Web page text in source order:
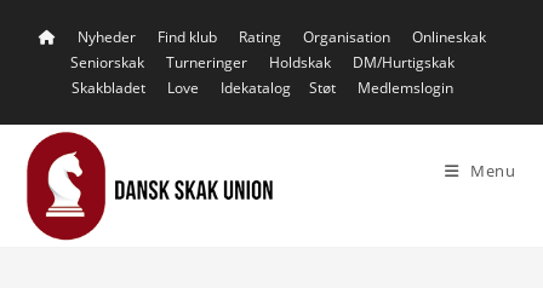
Nyheder Find klub Rating Organisation
Onlineskak
Seniorskak
Turneringer Holdskak
DM/Hurtigskak
Skakbladet
Love Idekatalog Støt Medlemslogin
Menu